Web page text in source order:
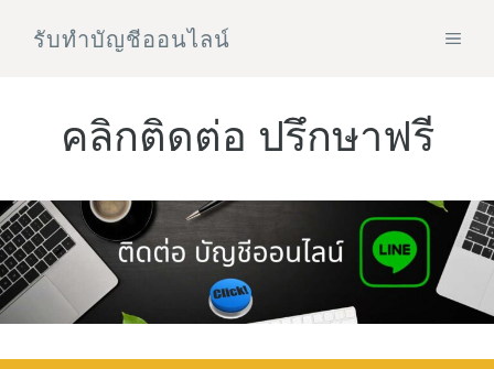
รับทําบัญชีออนไลน์
คลิกติดต่อ ปรึกษาฟรี